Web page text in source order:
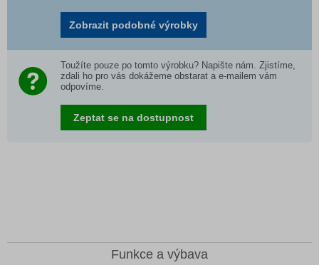
Zobrazit podobné výrobky
Toužíte pouze po tomto výrobku? Napište nám. Zjistíme,
zdali ho pro vás dokážeme obstarat a e-mailem vám
odpovíme.
Zeptat se na dostupnost
Funkce a výbava